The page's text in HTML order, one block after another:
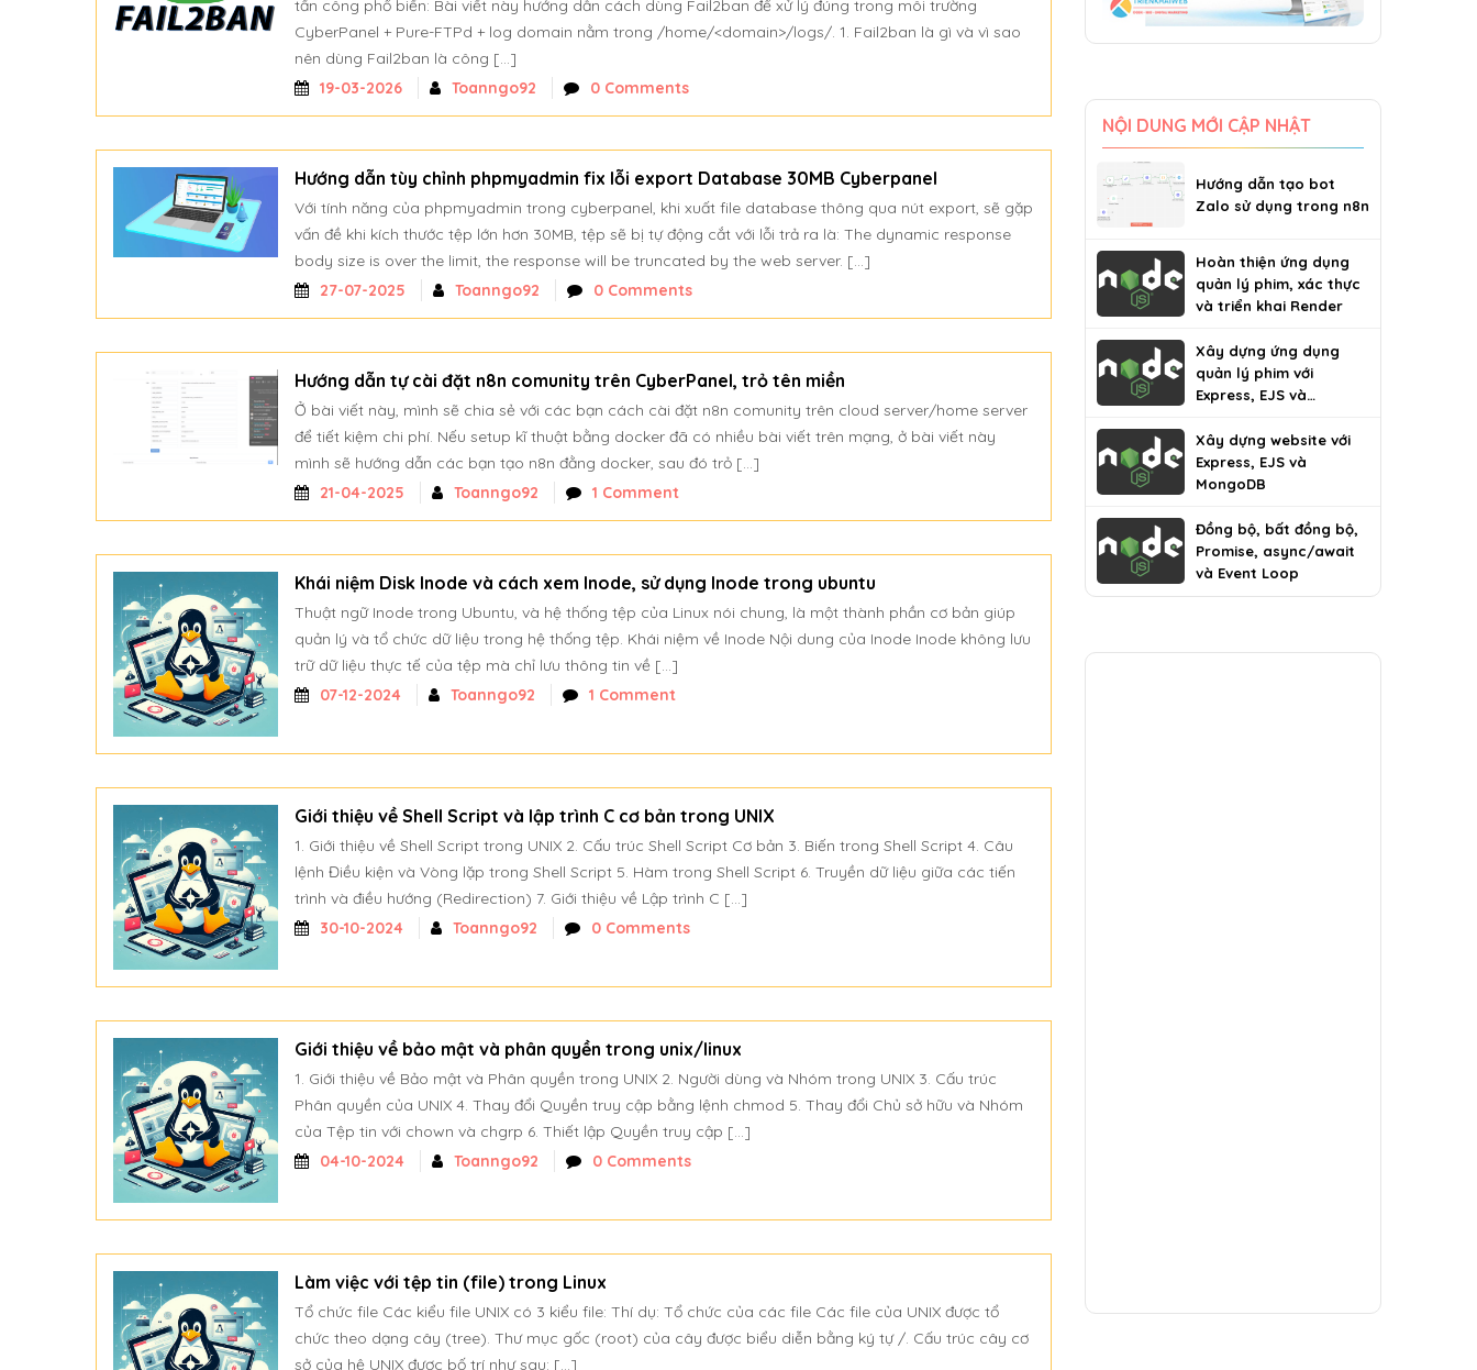
tấn công phổ biến: Bài viết này hướng dẫn cách dùng Fail2ban để xử lý đúng trong môi trường
CyberPanel + Pure-FTPd + log domain nằm trong /home/<domain>/logs/. 1. Fail2ban là gì và vì sao
nên dùng Fail2ban là công […]
19-03-2026
Toanngo92 0 Comments
Hướng dẫn tùy chỉnh phpmyadmin fix lỗi export Database 30MB Cyberpanel
Với tính năng của phpmyadmin trong cyberpanel, khi xuất file database thông qua nút export, sẽ gặp
vấn đề khi kích thước tệp lớn hơn 30MB, tệp sẽ bị tự động cắt với lỗi trả ra là: The dynamic response
body size is over the limit, the response will be truncated by the web server. […]
27-07-2025
Toanngo92 0 Comments
Hướng dẫn tự cài đặt n8n comunity trên CyberPanel, trỏ tên miền
Ở bài viết này, mình sẽ chia sẻ với các bạn cách cài đặt n8n comunity trên cloud server/home server
để tiết kiệm chi phí. Nếu setup kĩ thuật bằng docker đã có nhiều bài viết trên mạng, ở bài viết này
mình sẽ hướng dẫn các bạn tạo n8n đằng docker, sau đó trỏ […]
21-04-2025
Toanngo92 1 Comment
Khái niệm Disk Inode và cách xem Inode, sử dụng Inode trong ubuntu
Thuật ngữ Inode trong Ubuntu, và hệ thống tệp của Linux nói chung, là một thành phần cơ bản giúp
quản lý và tổ chức dữ liệu trong hệ thống tệp. Khái niệm về Inode Nội dung của Inode Inode không lưu
trữ dữ liệu thực tế của tệp mà chỉ lưu thông tin về […]
07-12-2024
Toanngo92 1 Comment
Giới thiệu về Shell Script và lập trình C cơ bản trong UNIX
1. Giới thiệu về Shell Script trong UNIX 2. Cấu trúc Shell Script Cơ bản 3. Biến trong Shell Script 4. Câu
lệnh Điều kiện và Vòng lặp trong Shell Script 5. Hàm trong Shell Script 6. Truyền dữ liệu giữa các tiến
trình và điều hướng (Redirection) 7. Giới thiệu về Lập trình C […]
30-10-2024
Toanngo92 0 Comments
Giới thiệu về bảo mật và phân quyền trong unix/linux
1. Giới thiệu về Bảo mật và Phân quyền trong UNIX 2. Người dùng và Nhóm trong UNIX 3. Cấu trúc
Phân quyền của UNIX 4. Thay đổi Quyền truy cập bằng lệnh chmod 5. Thay đổi Chủ sở hữu và Nhóm
của Tệp tin với chown và chgrp 6. Thiết lập Quyền truy cập […]
04-10-2024
Toanngo92 0 Comments
Làm việc với tệp tin (file) trong Linux
Tổ chức file Các kiểu file UNIX có 3 kiểu file: Thí dụ: Tổ chức của các file Các file của UNIX được tổ
chức theo dạng cây (tree). Thư mục gốc (root) của cây được biểu diễn bằng ký tự /. Cấu trúc cây cơ
sở của hệ UNIX được bố trí như sau: […]
NỘI DUNG MỚI CẬP NHẬT
Hướng dẫn tạo bot
Zalo sử dụng trong n8n
Hoàn thiện ứng dụng
quản lý phim, xác thực
và triển khai Render
Xây dựng ứng dụng
quản lý phim với
Express, EJS và
Xây dựng website với
Express, EJS và
MongoDB
Đồng bộ, bất đồng bộ,
Promise, async/await
và Event Loop